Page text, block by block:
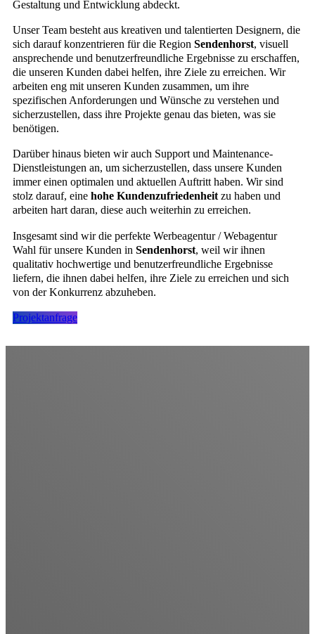
Gestaltung und Entwicklung abdeckt.
Unser Team besteht aus kreativen und talentierten Designern, die
sich darauf konzentrieren für die Region Sendenhorst, visuell
ansprechende und benutzerfreundliche Ergebnisse zu erschaffen,
die unseren Kunden dabei helfen, ihre Ziele zu erreichen. Wir
arbeiten eng mit unseren Kunden zusammen, um ihre
spezifischen Anforderungen und Wünsche zu verstehen und
sicherzustellen, dass ihre Projekte genau das bieten, was sie
benötigen.
Darüber hinaus bieten wir auch Support und Maintenance-
Dienstleistungen an, um sicherzustellen, dass unsere Kunden
immer einen optimalen und aktuellen Auftritt haben. Wir sind
stolz darauf, eine hohe Kundenzufriedenheitzu haben und
arbeiten hart daran, diese auch weiterhin zu erreichen.
Insgesamt sind wir die perfekte Werbeagentur / Webagentur
Wahl für unsere Kunden in Sendenhorst, weil wir ihnen
qualitativ hochwertige und benutzerfreundliche Ergebnisse
liefern, die ihnen dabei helfen, ihre Ziele zu erreichen und sich
von der Konkurrenz abzuheben.
Projektanfrage